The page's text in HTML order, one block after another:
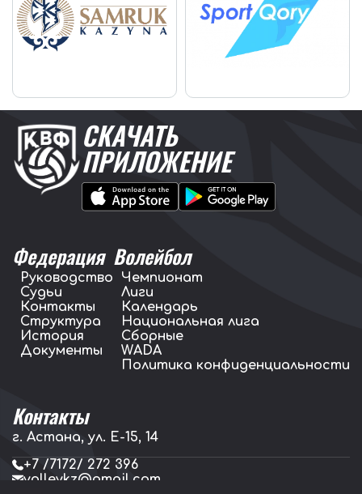
СКАЧАТЬ
ПРИЛОЖЕНИЕ
Федерация
Руководство
Судьи
Контакты
Структура
История
Документы
Волейбол
Чемпионат
Лиги
Календарь
Национальная лига
Сборные
WADA
Политика конфиденциальности
Контакты
г. Астана, ул. E-15, 14
+7 /7172/ 272 396
volleykz@gmail.com